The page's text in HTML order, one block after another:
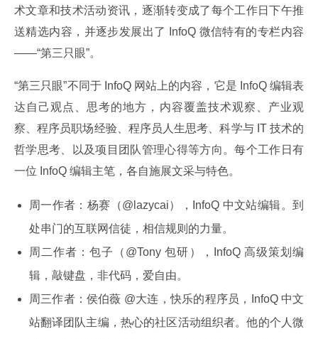
术文章和技术活动资讯，逐渐转变成了每个工作日下午推
送精选内容，并逐步发展出了 InfoQ 微信特有的专栏内容
——“第三只眼”。
“第三只眼”不同于 InfoQ 网站上的内容，它是 InfoQ 编辑表
达自己观点、思考的地方，内容覆盖技术观察、产业观
察、程序员职场经验、程序员人生思考、科学与 IT 技术的
哲学思考、以及项目团队管理心得等方向。每个工作日有
一位 InfoQ 编辑主笔，各自施展文采与特色。
周一作者：杨赛（@lazycai），InfoQ 中文站编辑。到
处串门的互联网信徒，相信规则的力量。
周二作者：包子（@Tony 包研），InfoQ 高级策划编
辑，敲键盘，非代码，爱自由。
周三作者：侯伯薇 @大连，快乐的程序员，InfoQ 中文
站翻译团队主编，热心的社区活动组织者。他的个人微